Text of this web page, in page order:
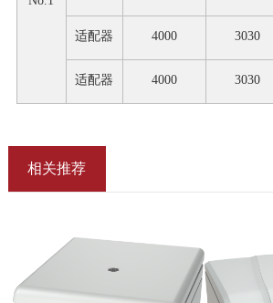
适配器 4000 3030
适配器 4000 3030
相关推荐